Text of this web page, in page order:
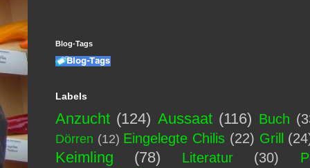
Blog-Tags
Labels
Anzucht (124) Aussaat (116) Buch
Dörren (12) Eingelegte Chilis (22) Grill
Keimling (78) Literatur (30)